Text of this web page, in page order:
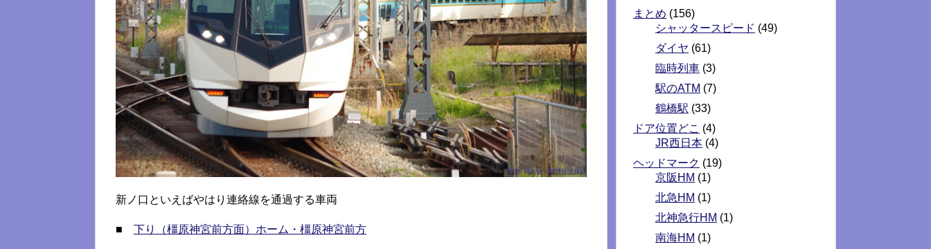
新ノ口といえばやはり連絡線を通過する車両
■ 下り（橿原神宮前方面）ホーム・橿原神宮前方
まとめ (156)
シャッタースピード (49)
ダイヤ (61)
臨時列車 (3)
駅のATM (7)
鶴橋駅 (33)
ドア位置どこ (4)
JR西日本 (4)
ヘッドマーク (19)
京阪HM (1)
北急HM (1)
北神急行HM (1)
南海HM (1)